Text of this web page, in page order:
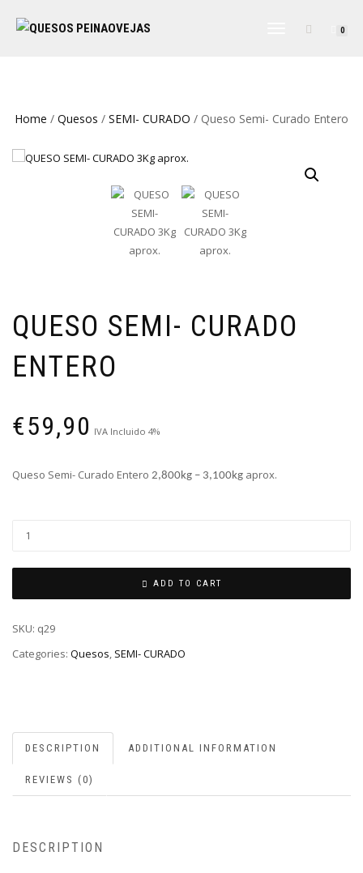
CAMBIAR
0
Home / Quesos / SEMI- CURADO / Queso Semi- Curado Entero
QUESO SEMI- CURADO
ENTERO
€59,90 IVA Incluido 4%
Queso Semi- Curado Entero 2,800kg – 3,100kg aprox.
ADD TO CART
SKU: q29
Categories: Quesos, SEMI- CURADO
DESCRIPTION ADDITIONAL INFORMATION
REVIEWS (0)
DESCRIPTION